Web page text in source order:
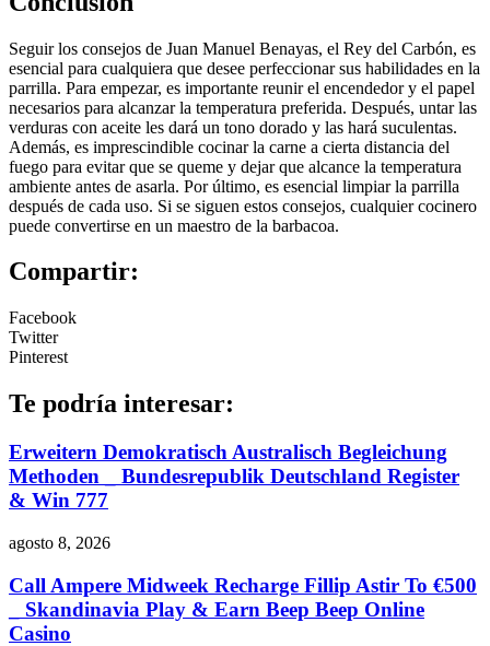
Seguir los consejos de Juan Manuel Benayas, el Rey del Carbón, es
esencial para cualquiera que desee perfeccionar sus habilidades en la
parrilla. Para empezar, es importante reunir el encendedor y el papel
necesarios para alcanzar la temperatura preferida. Después, untar las
verduras con aceite les dará un tono dorado y las hará suculentas.
Además, es imprescindible cocinar la carne a cierta distancia del
fuego para evitar que se queme y dejar que alcance la temperatura
ambiente antes de asarla. Por último, es esencial limpiar la parrilla
después de cada uso. Si se siguen estos consejos, cualquier cocinero
puede convertirse en un maestro de la barbacoa.
Compartir:
Facebook
Twitter
Pinterest
Te podría interesar:
Erweitern Demokratisch Australisch Begleichung
Methoden _ Bundesrepublik Deutschland Register
& Win 777
agosto 8, 2026
Call Ampere Midweek Recharge Fillip Astir To €500
_ Skandinavia Play & Earn Beep Beep Online
Casino